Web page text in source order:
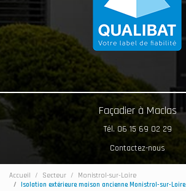
Façadier à Maclas
Tél. 06 15 69 02 29
Contactez-nous
Accueil Secteur
Monistrol-sur-Loire
Isolation extérieure maison ancienne Monistrol-sur-Loire